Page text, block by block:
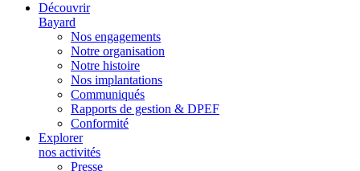
Découvrir
Bayard
Nos engagements
Notre organisation
Notre histoire
Nos implantations
Communiqués
Rapports de gestion & DPEF
Conformité
Explorer
nos activités
Presse